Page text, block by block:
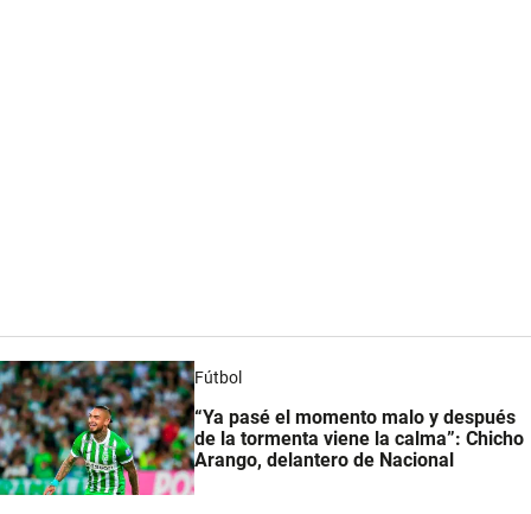
Fútbol
“Ya pasé el momento malo y después
de la tormenta viene la calma”: Chicho
Arango, delantero de Nacional